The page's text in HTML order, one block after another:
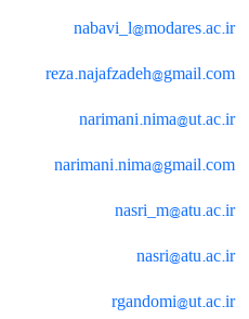
nabavi_l@modares.ac.ir
reza.najafzadeh@gmail.com
narimani.nima@ut.ac.ir
narimani.nima@gmail.com
nasri_m@atu.ac.ir
nasri@atu.ac.ir
rgandomi@ut.ac.ir